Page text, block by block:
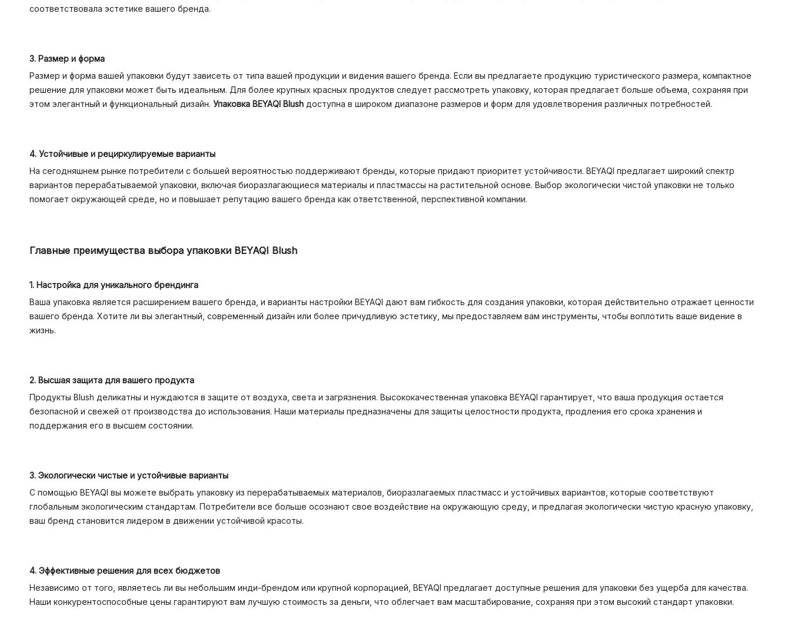
соответствовала эстетике вашего бренда.
3. Размер и форма
Размер и форма вашей упаковки будут зависеть от типа вашей продукции и видения вашего бренда. Если вы предлагаете продукцию туристического размера, компактное
решение для упаковки может быть идеальным. Для более крупных красных продуктов следует рассмотреть упаковку, которая предлагает больше объема, сохраняя при
этом элегантный и функциональный дизайн. Упаковка BEYAQI Blush доступна в широком диапазоне размеров и форм для удовлетворения различных потребностей.
4. Устойчивые и рециркулируемые варианты
На сегодняшнем рынке потребители с большей вероятностью поддерживают бренды, которые придают приоритет устойчивости. BEYAQI предлагает широкий спектр
вариантов перерабатываемой упаковки, включая биоразлагающиеся материалы и пластмассы на растительной основе. Выбор экологически чистой упаковки не только
помогает окружающей среде, но и повышает репутацию вашего бренда как ответственной, перспективной компании.
Главные преимущества выбора упаковки BEYAQI Blush
1. Настройка для уникального брендинга
Ваша упаковка является расширением вашего бренда, и варианты настройки BEYAQI дают вам гибкость для создания упаковки, которая действительно отражает ценности
вашего бренда. Хотите ли вы элегантный, современный дизайн или более причудливую эстетику, мы предоставляем вам инструменты, чтобы воплотить ваше видение в
жизнь.
2. Высшая защита для вашего продукта
Продукты Blush деликатны и нуждаются в защите от воздуха, света и загрязнения. Высококачественная упаковка BEYAQI гарантирует, что ваша продукция остается
безопасной и свежей от производства до использования. Наши материалы предназначены для защиты целостности продукта, продления его срока хранения и
поддержания его в высшем состоянии.
3. Экологически чистые и устойчивые варианты
С помощью BEYAQI вы можете выбрать упаковку из перерабатываемых материалов, биоразлагаемых пластмасс и устойчивых вариантов, которые соответствуют
глобальным экологическим стандартам. Потребители все больше осознают свое воздействие на окружающую среду, и предлагая экологически чистую красную упаковку,
ваш бренд становится лидером в движении устойчивой красоты.
4. Эффективные решения для всех бюджетов
Независимо от того, являетесь ли вы небольшим инди-брендом или крупной корпорацией, BEYAQI предлагает доступные решения для упаковки без ущерба для качества.
Наши конкурентоспособные цены гарантируют вам лучшую стоимость за деньги, что облегчает вам масштабирование, сохраняя при этом высокий стандарт упаковки.